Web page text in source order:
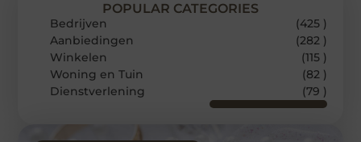
POPULAR CATEGORIES
Bedrijven
(425 )
Aanbiedingen
(282 )
Winkelen
(115 )
Woning en Tuin
(82 )
Dienstverlening
(79 )